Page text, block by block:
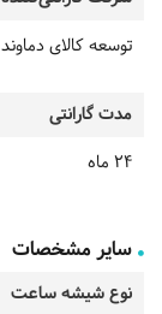
توسعه کالای دماوند
مدت گارانتی
24 ماه
سایر مشخصات
نوع شیشه ساعت